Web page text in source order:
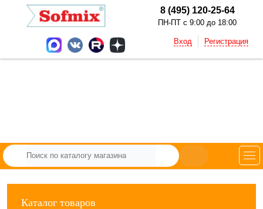
8 (495) 120-25-64
ПН-ПТ с 9:00 до 18:00
Вход Регистрация
Каталог товаров